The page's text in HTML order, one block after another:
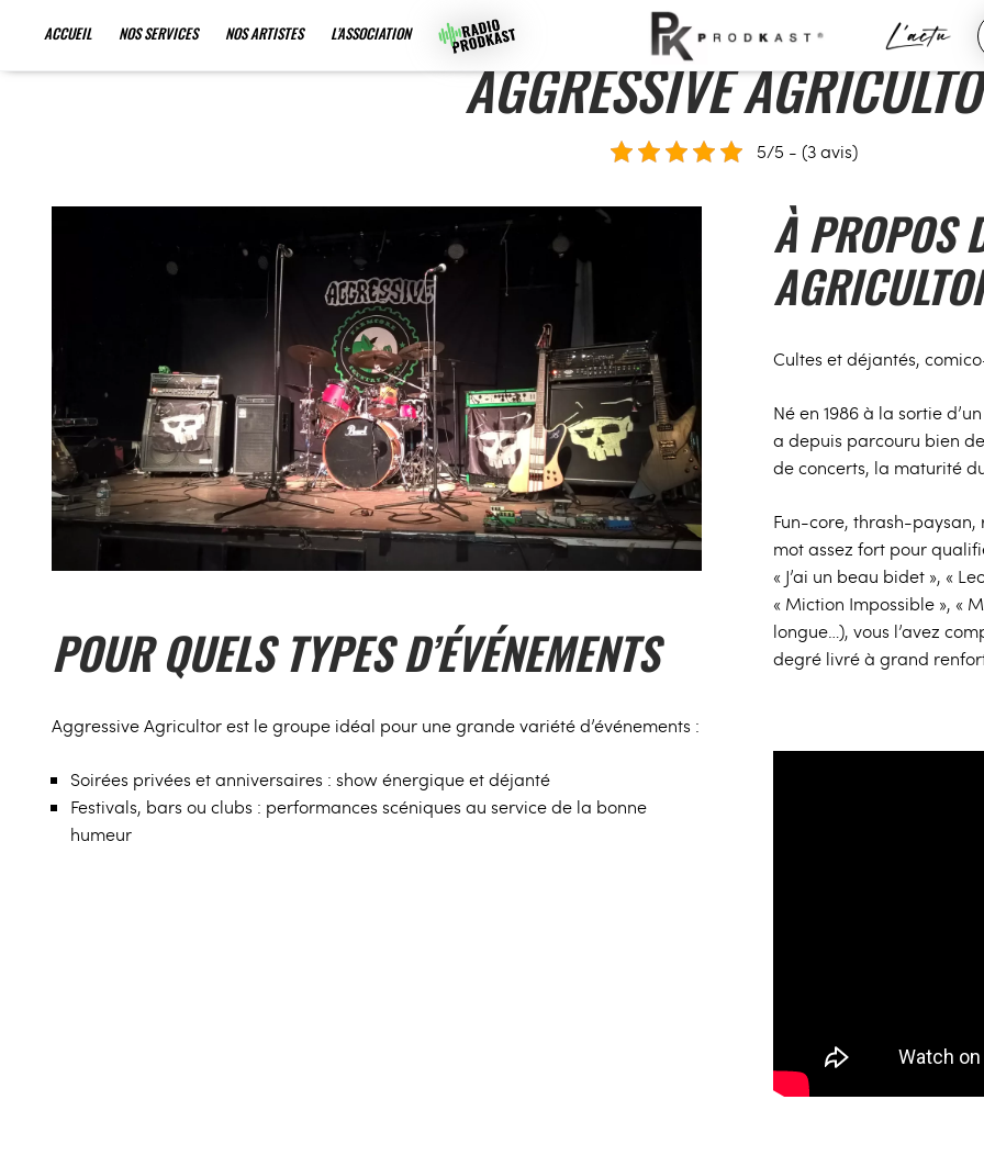
ACCUEIL NOS SERVICES NOS ARTISTES L’ASSOCIATION
AGGRESSIVE
5/5 - (3 avis)
POUR QUELS TYPES D’ÉVÉNEMENTS
Aggressive Agricultor est le groupe idéal pour une grande variété d’événements :
Soirées privées et anniversaires : show énergique et déjanté
Festivals, bars ou clubs : performances scéniques au service de la bonne
humeur
À PROPOS
Cultes et déjantés,
Né en 1986 à la sortie
a depuis parcouru bien
de concerts, la maturité
Fun-core, thrash-
mot assez fort pour
« J’ai un beau bidet », «
« Miction Impossible », «
longue…), vous l’avez
degré livré à grand